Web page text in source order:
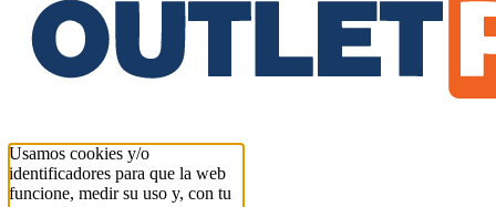
Usamos cookies y/o
identificadores para que la web
funcione, medir su uso y, con tu